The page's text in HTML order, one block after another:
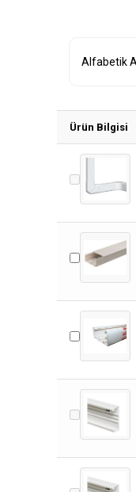
Ürün Bilgisi